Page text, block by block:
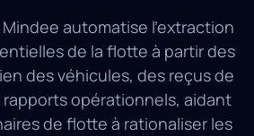
automatise l'extraction
de la flotte à partir des
des véhicules, des reçus de
opérationnels, aidant
de flotte à rationaliser les